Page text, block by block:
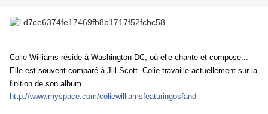
Colie Williams réside à Washington DC, où elle chante et compose...
Elle est souvent comparé à Jill Scott. Colie travaille actuellement sur la
finition de son album.
http://www.myspace.com/coliewilliamsfeaturingosfand